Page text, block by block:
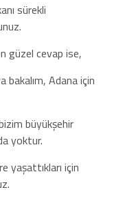
sürekli
güzel cevap ise,
bakalım, Adana için
büyükşehir
yoktur.
yaşattıkları için